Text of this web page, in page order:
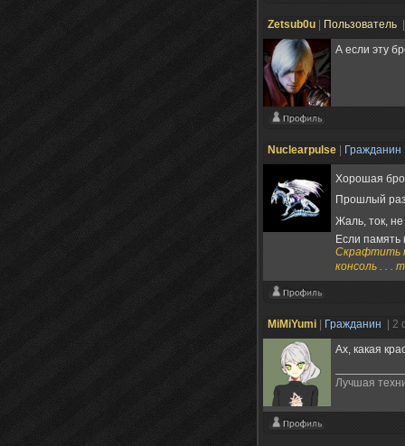
Zetsub0u Пользователь
А если эту
Nuclearpulse Гражданин
Хорошая
Прошлый
Жаль, ток,
Если память
Скрафтить
консоль . . .
MiMiYumi Гражданин
| 2
Ах, какая
Лучшая